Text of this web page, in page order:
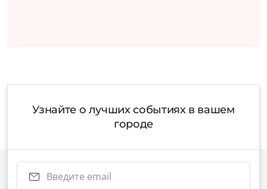
Узнайте о лучших событиях в вашем
городе